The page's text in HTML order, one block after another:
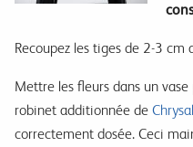
Recoupez les tiges de 2-3
Mettre les fleurs dans un
robinet additionnée de
correctement dosée. Ceci